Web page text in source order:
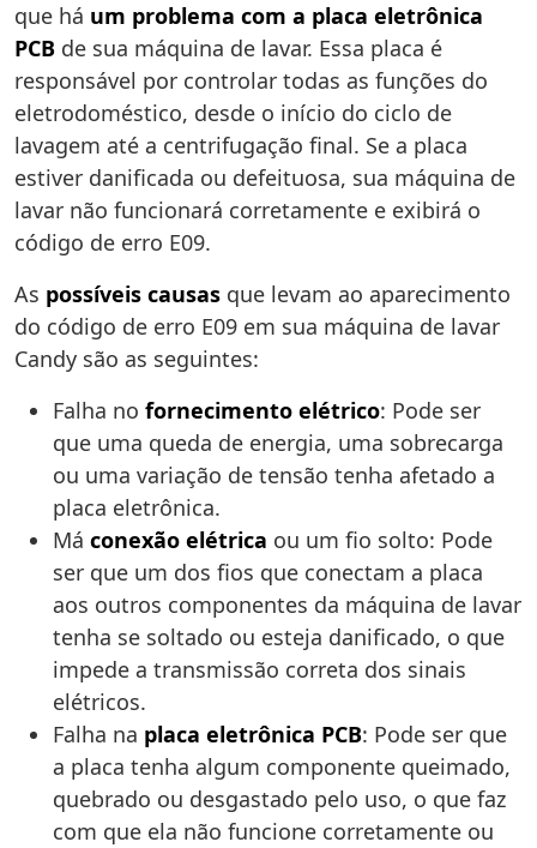
que há um problema com a placa eletrônica
PCB de sua máquina de lavar. Essa placa é
responsável por controlar todas as funções do
eletrodoméstico, desde o início do ciclo de
lavagem até a centrifugação final. Se a placa
estiver danificada ou defeituosa, sua máquina de
lavar não funcionará corretamente e exibirá o
código de erro E09.
As possíveis causas que levam ao aparecimento
do código de erro E09 em sua máquina de lavar
Candy são as seguintes:
Falha no fornecimento elétrico: Pode ser
que uma queda de energia, uma sobrecarga
ou uma variação de tensão tenha afetado a
placa eletrônica.
Má conexão elétrica ou um fio solto: Pode
ser que um dos fios que conectam a placa
aos outros componentes da máquina de lavar
tenha se soltado ou esteja danificado, o que
impede a transmissão correta dos sinais
elétricos.
Falha na placa eletrônica PCB: Pode ser que
a placa tenha algum componente queimado,
quebrado ou desgastado pelo uso, o que faz
com que ela não funcione corretamente ou